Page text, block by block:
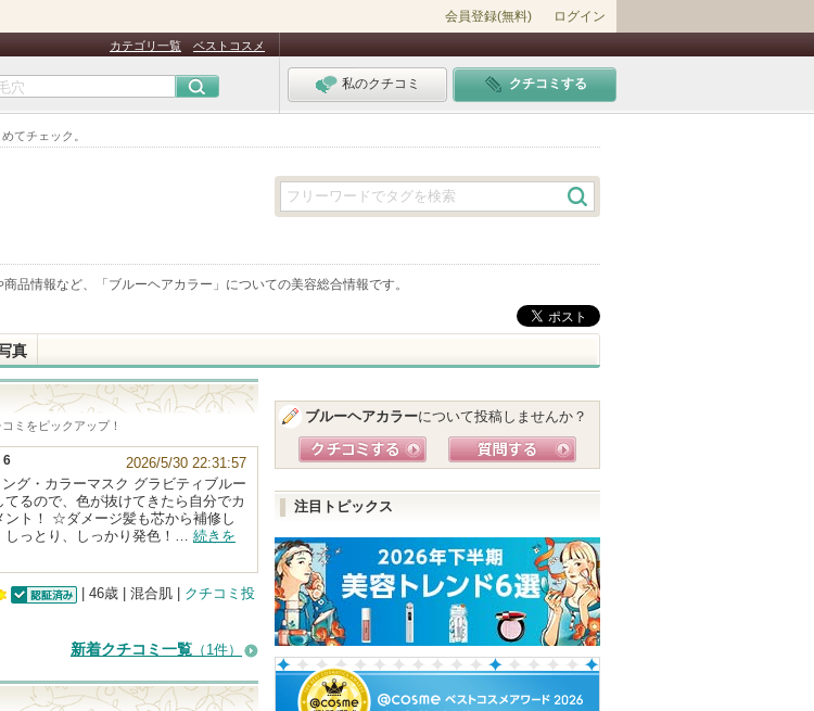
てチェック。
会員登録(無料) ログイン
カテゴリ一覧 ベストコスメ
私のクチコミ クチコミする
品情報など、「 ブルーヘアカラー 」についての美容総合情報です。
真
ミをピックアップ！
6
2026/5/30 22:31:57
グ・カラーマスク グラビティブルー
るので、色が抜けてきたら自分でカ
ント！ ☆ダメージ髪も芯から補修し
しっとり、しっかり発色！… 続きを
| 46歳 | 混合肌 | クチコミ投
新着クチコミ一覧 （1件）
ブルーヘアカラーについて投稿しませんか？
注目トピックス